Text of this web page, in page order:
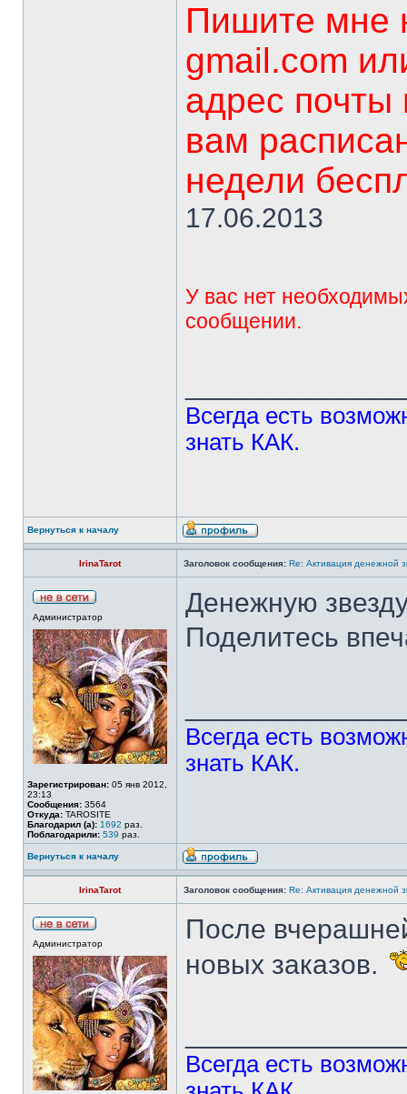
Пишите мне
gmail.com
адрес
вам
недели
17.06.2013
У вас нет
сообщении.
Всегда есть
знать КАК.
Вернуться к началу
IrinaTarot Заголовок сообщения: Re: Активация денежной
Администратор
Зарегистрирован: 05 янв 2012,
23:13
Сообщения: 3564
Откуда: TAROSITE
Благодарил (а): 1692 раз.
Поблагодарили: 539 раз.
Денежную
Поделитесь
Всегда есть
знать КАК.
Вернуться к началу
IrinaTarot Заголовок сообщения: Re: Активация денежной
Администратор
После
новых заказов.
Всегда есть